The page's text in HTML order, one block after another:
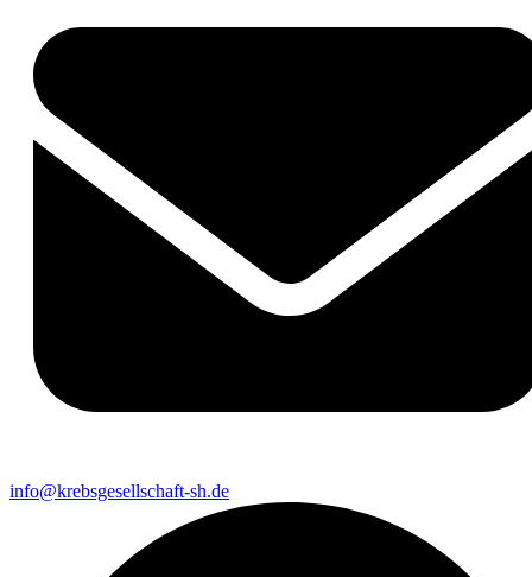
info@krebsgesellschaft-sh.de